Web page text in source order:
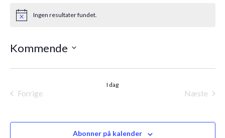
NoticeIngen resultater fundet.
Kommende
Vælg
Forrige
I dag
Næste
Abonner på kalender